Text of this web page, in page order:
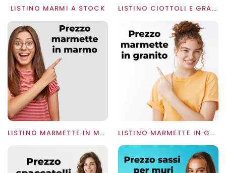
LISTINO MARMI A STOCK LISTINO CIOTTOLI E GRANULATI
LISTINO MARMETTE IN MARMO LISTINO MARMETTE IN GRANITO